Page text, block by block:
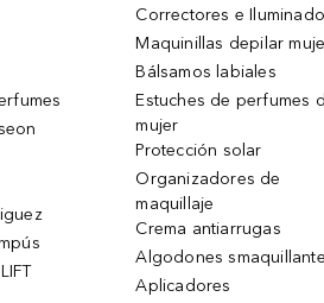
Correctores e
Maquinillas depilar
Bálsamos labiales
Estuches de perfumes
mujer
Protección solar
Organizadores de
maquillaje
Crema antiarrugas
Algodones
Aplicadores